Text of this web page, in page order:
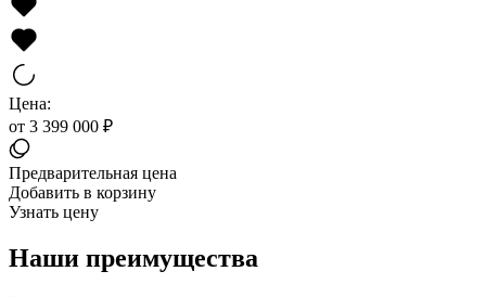
Цена:
от 3 399 000 ₽
Предварительная цена
Добавить в корзину
Узнать цену
Наши преимущества